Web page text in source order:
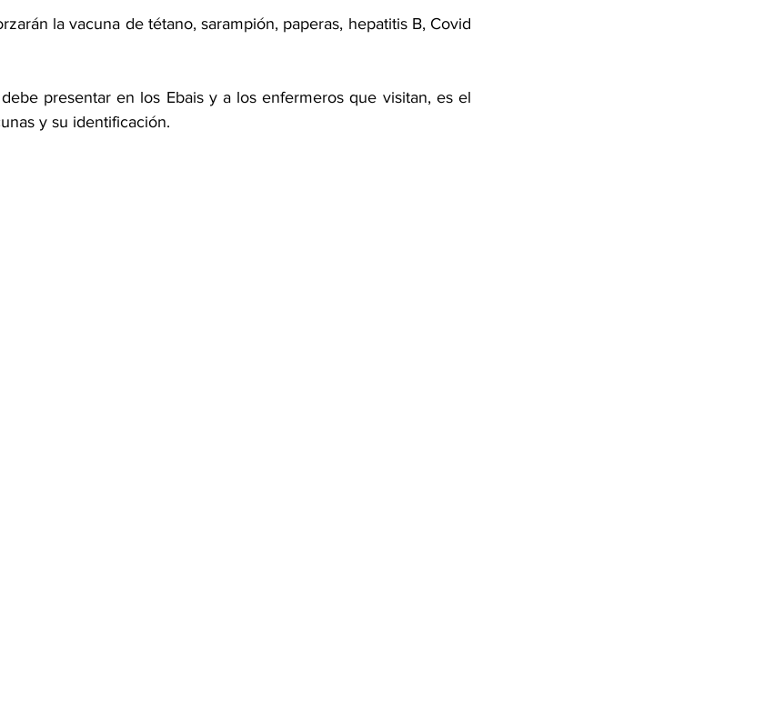
la vacuna de tétano, sarampión, paperas, hepatitis B, Covid
presentar en los Ebais y a los enfermeros que visitan, es el
y su identificación.